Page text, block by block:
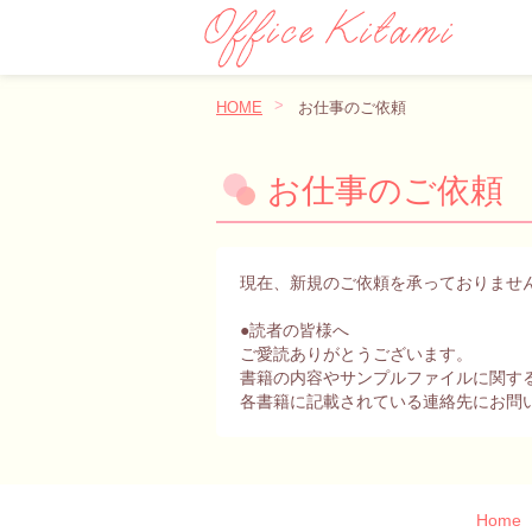
HOME お仕事のご依頼
お仕事のご依頼
現在、新規のご依頼を承っておりませ
●読者の皆様へ
ご愛読ありがとうございます。
書籍の内容やサンプルファイルに関
各書籍に記載されている連絡先にお
Home